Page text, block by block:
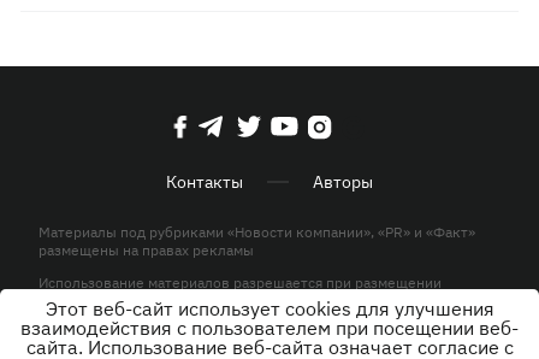
Контакты Авторы
Материалы под рубриками «Новости компании», «PR» и «Факт»
размещены на правах рекламы
Использование материалов разрешается при размещении
активной гиперссылки на KP.UA в первом абзаце.
© ООО «ЮЛАВ МЕДИА»,2026. Все права защищены.
Этот веб-сайт использует cookies для улучшения
взаимодействия с пользователем при посещении веб-
сайта. Использование веб-сайта означает согласие с